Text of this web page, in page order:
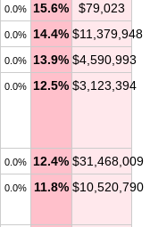
0.0% 15.6% $79,023
0.0% 14.4% $11,379,948
0.0% 13.9% $4,590,993
0.0% 12.5% $3,123,394
0.0% 12.4% $31,468,009
0.0% 11.8% $10,520,790